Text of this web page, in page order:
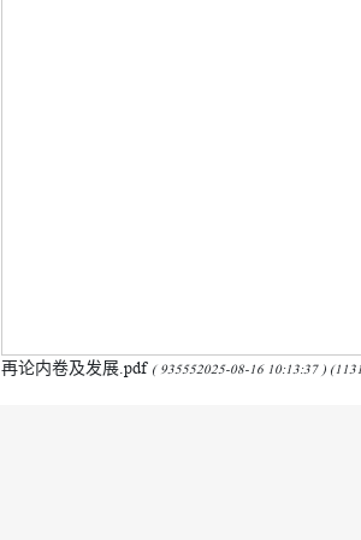
再论内卷及发展.pdf ( 935552025-08-16 10:13:37 )